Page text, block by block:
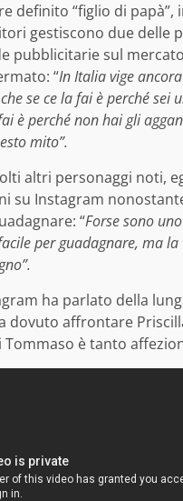
definito “figlio di papà”,
gestiscono due delle
pubblicitarie sul mercato
“In Italia vige
se ce la fai è perché sei
è perché non hai gli
mito”.
altri personaggi noti,
su Instagram
“Forse sono
per guadagnare, ma la
ha parlato della
dovuto affrontare
Tommaso è tanto